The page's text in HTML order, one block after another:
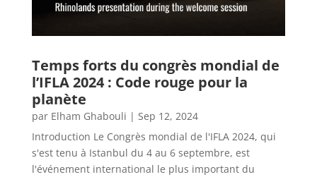
Temps forts du congrès mondial de
l’IFLA 2024 : Code rouge pour la
planète
par Elham Ghabouli | Sep 12, 2024
Introduction Le Congrès mondial de l'IFLA 2024, qui
s'est tenu à Istanbul du 4 au 6 septembre, est
l'événement international le plus important du